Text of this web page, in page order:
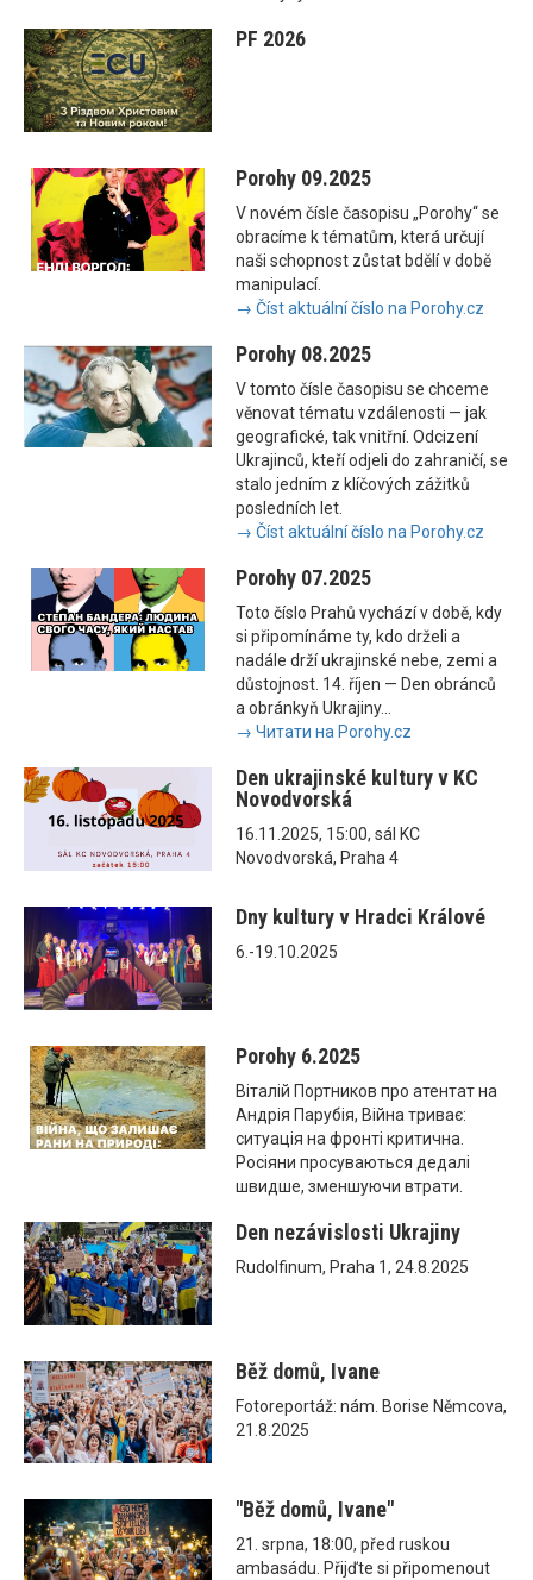
PF 2026
Porohy 09.2025
V novém čísle časopisu „Porohy“ se
obracíme k tématům, která určují
naši schopnost zůstat bdělí v době
manipulací.
→ Číst aktuální číslo na Porohy.cz
Porohy 08.2025
V tomto čísle časopisu se chceme
věnovat tématu vzdálenosti — jak
geografické, tak vnitřní. Odcizení
Ukrajinců, kteří odjeli do zahraničí, se
stalo jedním z klíčových zážitků
posledních let.
→ Číst aktuální číslo na Porohy.cz
Porohy 07.2025
Toto číslo Prahů vychází v době, kdy
si připomínáme ty, kdo drželi a
nadále drží ukrajinské nebe, zemi a
důstojnost. 14. říjen — Den obránců
a obránkyň Ukrajiny...
→ Читати на Porohy.cz
Den ukrajinské kultury v KC
Novodvorská
16.11.2025, 15:00, sál KC
Novodvorská, Praha 4
Dny kultury v Hradci Králové
6.-19.10.2025
Porohy 6.2025
Віталій Портников про атентат на
Андрія Парубія, Війна триває:
ситуація на фронті критична.
Росіяни просуваються дедалі
швидше, зменшуючи втрати.
Den nezávislosti Ukrajiny
Rudolfinum, Praha 1, 24.8.2025
Běž domů, Ivane
Fotoreportáž: nám. Borise Němcova,
21.8.2025
"Běž domů, Ivane"
21. srpna, 18:00, před ruskou
ambasádu. Přijďte si připomenout